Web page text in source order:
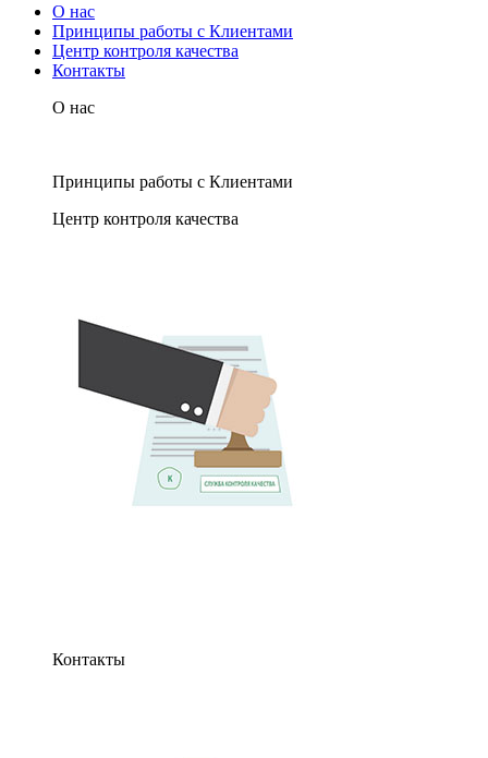
О нас
Принципы работы с Клиентами
Центр контроля качества
Контакты
О нас
Принципы работы с Клиентами
Центр контроля качества
Контакты